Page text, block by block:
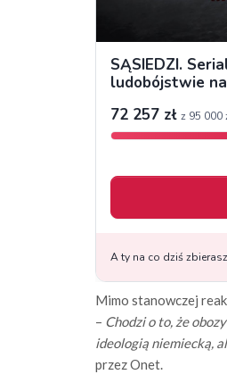
Mimo stanowczej
– Chodzi o to, że
ideologią niemiecką,
przez Onet.